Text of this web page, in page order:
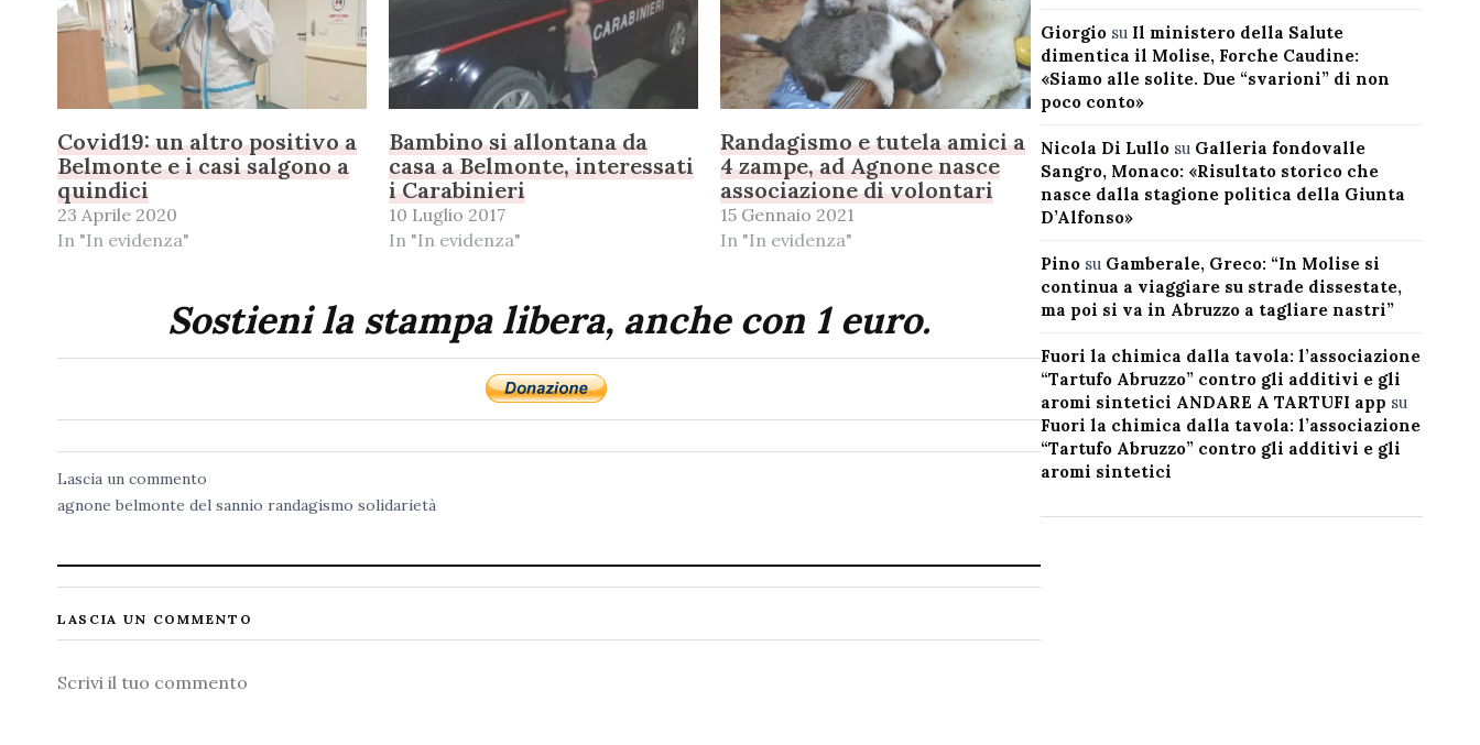
Covid19: un altro positivo a
Belmonte e i casi salgono a
quindici
23 Aprile 2020
In "In evidenza"
Bambino si allontana da
casa a Belmonte, interessati
i Carabinieri
10 Luglio 2017
In "In evidenza"
Randagismo e tutela amici a
4 zampe, ad Agnone nasce
associazione di volontari
15 Gennaio 2021
In "In evidenza"
Sostieni la stampa libera, anche con 1 euro.
Lascia un commento
agnone belmonte del sannio randagismo solidarietà
LASCIA UN COMMENTO
Commento
Giorgiosu Il ministero della Salute
dimentica il Molise, Forche Caudine:
«Siamo alle solite. Due “svarioni” di non
poco conto»
Nicola Di Lullosu Galleria fondovalle
Sangro, Monaco: «Risultato storico che
nasce dalla stagione politica della Giunta
D’Alfonso»
Pinosu Gamberale, Greco: “In Molise si
continua a viaggiare su strade dissestate,
ma poi si va in Abruzzo a tagliare nastri”
Fuori la chimica dalla tavola: l’associazione
“Tartufo Abruzzo” contro gli additivi e gli
aromi sintetici ANDARE A TARTUFI app su
Fuori la chimica dalla tavola: l’associazione
“Tartufo Abruzzo” contro gli additivi e gli
aromi sintetici